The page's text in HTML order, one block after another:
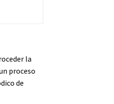
la
proceso
de